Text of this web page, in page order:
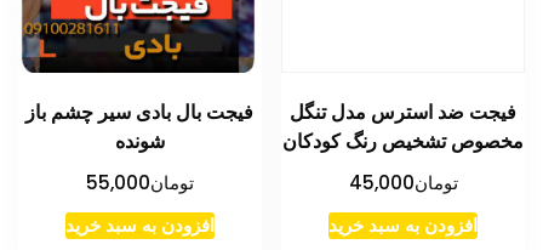
فیجت ضد استرس مدل تنگل
مخصوص تشخیص رنگ کودکان
تومان45,000
افزودن به سبد خرید
فیجت بال بادی سیر چشم باز
شونده
تومان55,000
افزودن به سبد خرید